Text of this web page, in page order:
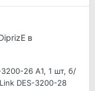
в
26 A1, 1 шт, б/
DES-3200-28